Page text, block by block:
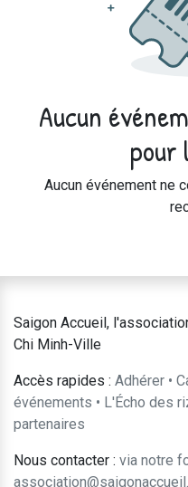
Aucun
Aucun événement ne
Saigon Accueil,
Chi Minh-Ville
Accès rapides : Adhérer •
événements • L'Écho des
partenaires​​
Nous contacter : ​via notre